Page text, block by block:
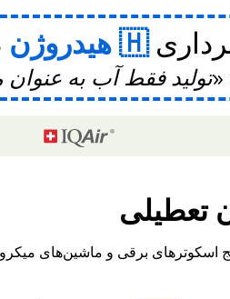
هیدروژن
تولید فقط آب به
تعطیلی